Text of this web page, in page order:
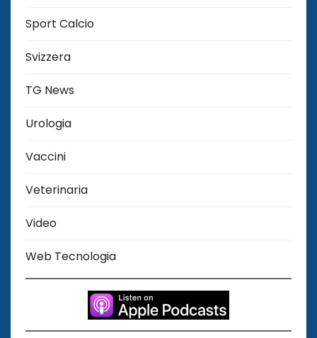
Sport Calcio
Svizzera
TG News
Urologia
Vaccini
Veterinaria
Video
Web Tecnologia